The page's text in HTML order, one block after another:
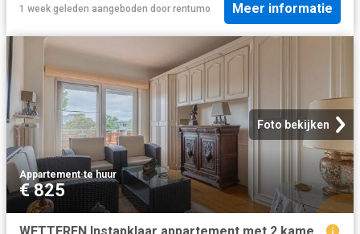
1 week geleden aangeboden door rentumo Meer informatie
Foto bekijken
Appartement·te huur
€ 825
WETTEREN Instapklaar appartement met 2 kamers in centrum